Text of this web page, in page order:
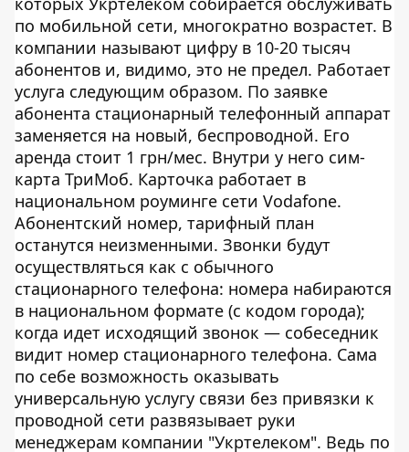
по мобильной сети, многократно возрастет. В
компании называют цифру в 10-20 тысяч
абонентов и, видимо, это не предел. Работает
услуга следующим образом. По заявке
абонента стационарный телефонный аппарат
заменяется на новый, беспроводной. Его
аренда стоит 1 грн/мес. Внутри у него сим-
карта ТриМоб. Карточка работает в
национальном роуминге сети Vodafone.
Абонентский номер, тарифный план
останутся неизменными. Звонки будут
осуществляться как с обычного
стационарного телефона: номера набираются
в национальном формате (с кодом города);
когда идет исходящий звонок — собеседник
видит номер стационарного телефона. Сама
по себе возможность оказывать
универсальную услугу связи без привязки к
проводной сети развязывает руки
менеджерам компании "Укртелеком". Ведь по